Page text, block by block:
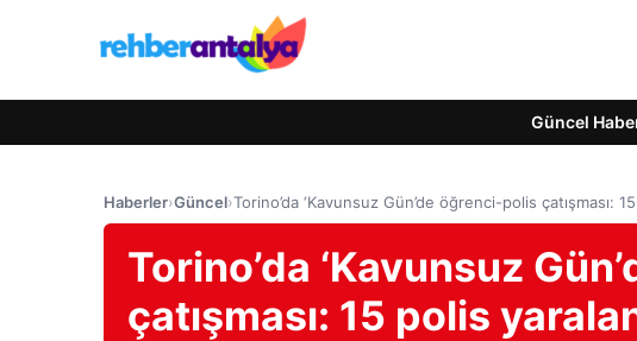
Güncel
Haberler›Güncel›Torino’da ‘Kavunsuz Gün’de öğrenci-polis çatışması:
Torino’da ‘Kavunsuz
çatışması: 15 polis